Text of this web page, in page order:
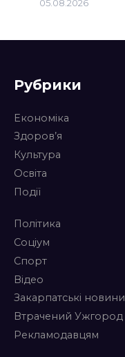
05.08.2026
Рубрики
Економіка
Здоров’я
Культура
Освіта
Події
Політика
Соціум
Спорт
Відео
Закарпатські новини
Втрачений Ужгород
Рекламодавцям